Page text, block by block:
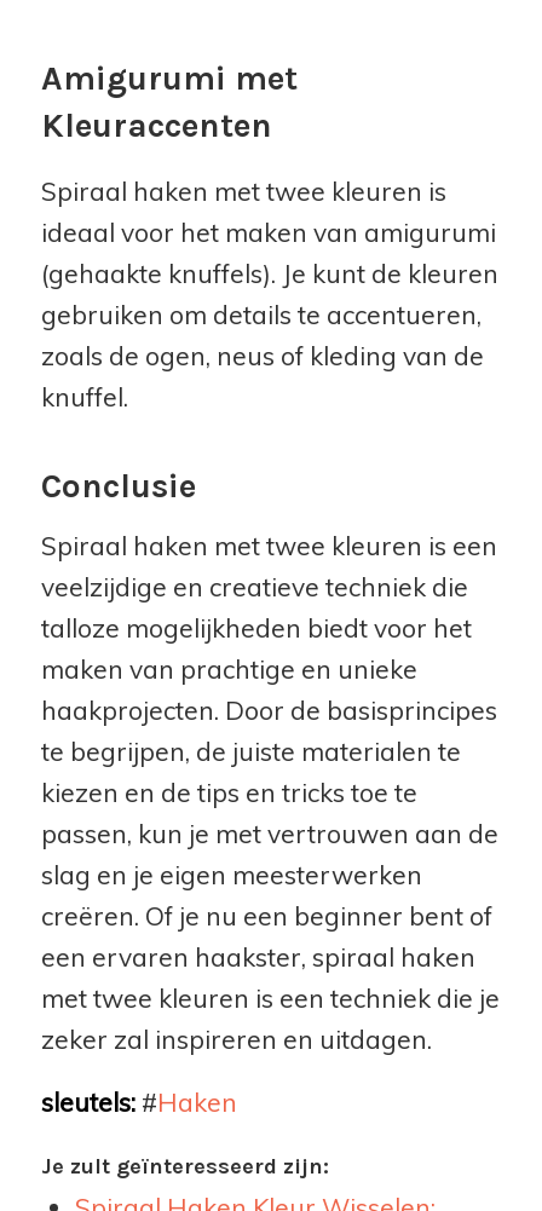
Amigurumi met
Kleuraccenten
Spiraal haken met twee kleuren is
ideaal voor het maken van amigurumi
(gehaakte knuffels). Je kunt de kleuren
gebruiken om details te accentueren,
zoals de ogen, neus of kleding van de
knuffel.
Conclusie
Spiraal haken met twee kleuren is een
veelzijdige en creatieve techniek die
talloze mogelijkheden biedt voor het
maken van prachtige en unieke
haakprojecten. Door de basisprincipes
te begrijpen, de juiste materialen te
kiezen en de tips en tricks toe te
passen, kun je met vertrouwen aan de
slag en je eigen meesterwerken
creëren. Of je nu een beginner bent of
een ervaren haakster, spiraal haken
met twee kleuren is een techniek die je
zeker zal inspireren en uitdagen.
sleutels:#Haken
Je zult geïnteresseerd zijn: